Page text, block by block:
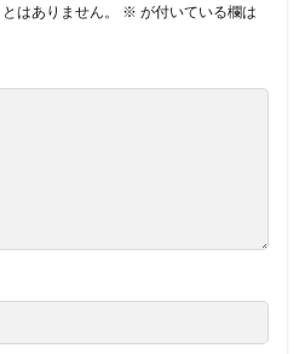
はありません。 ※ が付いている欄は